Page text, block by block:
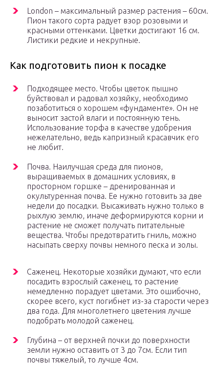
London – максимальный размер растения – 60см.
Пион такого сорта радует взор розовыми и
красными оттенками. Цветки достигают 16 см.
Листики редкие и некрупные.
Как подготовить пион к посадке
Подходящее место. Чтобы цветок пышно
буйствовал и радовал хозяйку, необходимо
позаботиться о хорошем «фундаменте». Он не
выносит застой влаги и постоянную тень.
Использование торфа в качестве удобрения
нежелательно, ведь капризный красавчик его
не любит.
Почва. Наилучшая среда для пионов,
выращиваемых в домашних условиях, в
просторном горшке – дренированная и
окультуренная почва. Ее нужно готовить за две
недели до посадки. Высаживать нужно только в
рыхлую землю, иначе деформируются корни и
растение не сможет получать питательные
вещества. Чтобы предотвратить гниль, можно
насыпать сверху почвы немного песка и золы.
Саженец. Некоторые хозяйки думают, что если
посадить взрослый саженец, то растение
немедленно порадует цветами. Это ошибочно,
скорее всего, куст погибнет из-за старости через
два года. Для многолетнего цветения лучше
подобрать молодой саженец.
Глубина – от верхней почки до поверхности
земли нужно оставить от 3 до 7см. Если тип
почвы тяжелый, то лучше 4см.